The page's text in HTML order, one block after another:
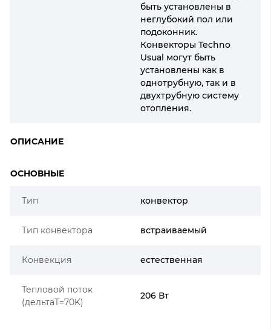
быть установлены в
неглубокий пол или
подоконник.
Конвекторы Techno
Usual могут быть
установлены как в
однотрубную, так и в
двухтрубную систему
отопления.
ОПИСАНИЕ
ОСНОВНЫЕ
Тип конвектор
Тип конвектора встраиваемый
Конвекция естественная
Тепловой поток
(дельтаT=70K)
206 Вт